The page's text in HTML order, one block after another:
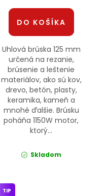
DO KOŠÍKA
Uhlová brúska 125 mm
určená na rezanie,
brúsenie a leštenie
materiálov, ako sú kov,
drevo, betón, plasty,
keramika, kameň a
mnohé ďalšie. Brúsku
poháňa 1150W motor,
ktorý...
Skladom
TIP